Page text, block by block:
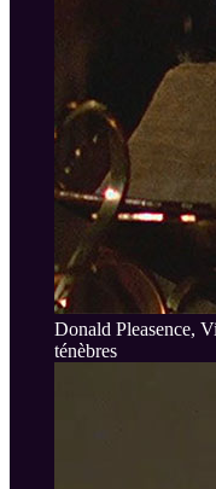
Donald Pleasence,
ténèbres